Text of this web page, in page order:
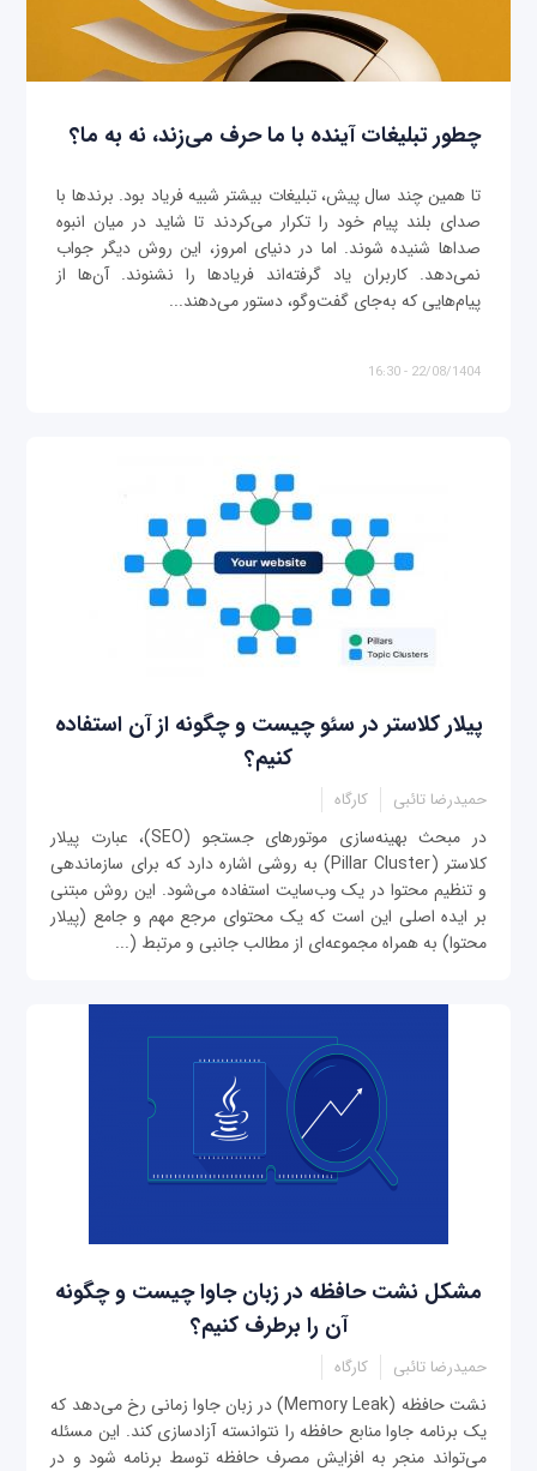
چطور تبلیغات آینده با ما حرف می‌زند، نه به ما؟
تا همین چند سال پیش، تبلیغات بیشتر شبیه فریاد بود. برندها با
صدای بلند پیام خود را تکرار می‌کردند تا شاید در میان انبوه
صداها شنیده شوند. اما در دنیای امروز، این روش دیگر جواب
نمی‌دهد. کاربران یاد گرفته‌اند فریادها را نشنوند. آن‌ها از
پیام‌هایی که به‌جای گفت‌وگو، دستور می‌دهند...
22/08/1404 - 16:30
پیلار کلاستر در سئو چیست و چگونه از آن استفاده
کنیم؟
حمیدرضا تائبی کارگاه
در مبحث بهینه‌سازی موتورهای جستجو (SEO)، عبارت پیلار
کلاستر (Pillar Cluster) به روشی اشاره دارد که برای سازماندهی
و تنظیم محتوا در یک وب‌سایت استفاده می‌شود. این روش مبتنی
بر ایده اصلی این است که یک محتوای مرجع مهم و جامع (پیلار
محتوا) به همراه مجموعه‌ای از مطالب جانبی و مرتبط (...
مشکل نشت حافظه در زبان جاوا چیست و چگونه
آن را برطرف کنیم؟
حمیدرضا تائبی کارگاه
نشت حافظه (Memory Leak) در زبان جاوا زمانی رخ می‌دهد که
یک برنامه جاوا منابع حافظه را نتوانسته آزادسازی کند. این مسئله
می‌تواند منجر به افزایش مصرف حافظه توسط برنامه شود و در